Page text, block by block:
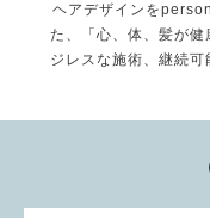
ヘアデザインを
た、「心、体、髪が
ジレスな施術、継続可